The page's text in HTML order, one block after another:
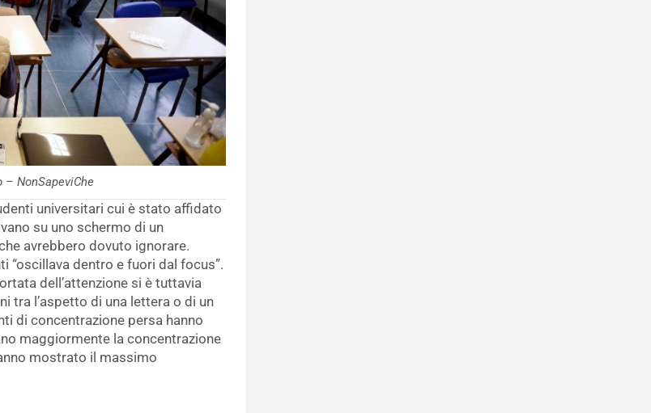
NonSapeviChe
universitari cui è stato affidato
su uno schermo di un
avrebbero dovuto ignorare.
“oscillava dentro e fuori dal focus”.
dell’attenzione si è tuttavia
tra l’aspetto di una lettera o di un
di concentrazione persa hanno
maggiormente la concentrazione
mostrato il massimo